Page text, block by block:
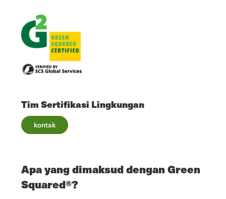
Tim Sertifikasi Lingkungan
kontak
Apa yang dimaksud dengan Green
Squared®?